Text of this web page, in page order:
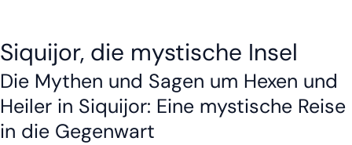
Siquijor, die mystische Insel
Die Mythen und Sagen um Hexen und
Heiler in Siquijor: Eine mystische Reise
in die Gegenwart